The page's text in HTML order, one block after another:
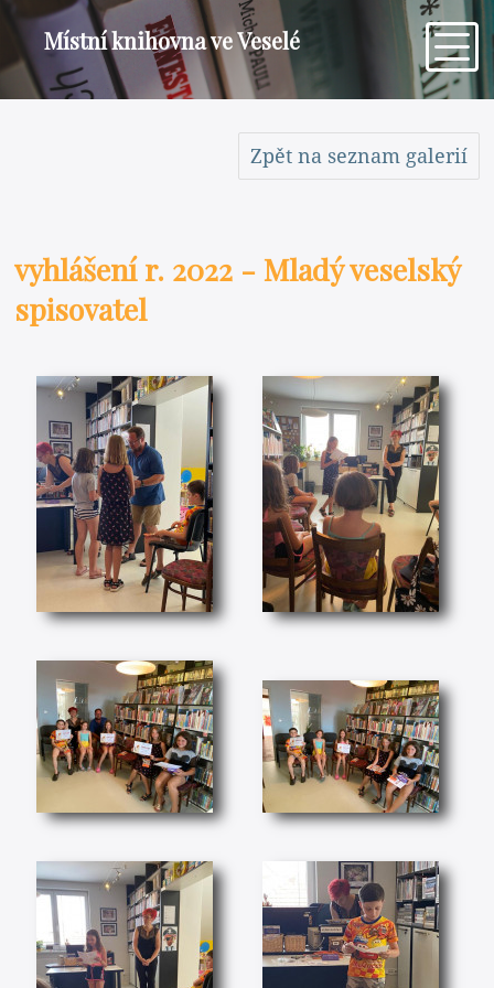
Místní knihovna ve Veselé
Zpět na seznam galerií
vyhlášení r. 2022 - Mladý veselský
spisovatel